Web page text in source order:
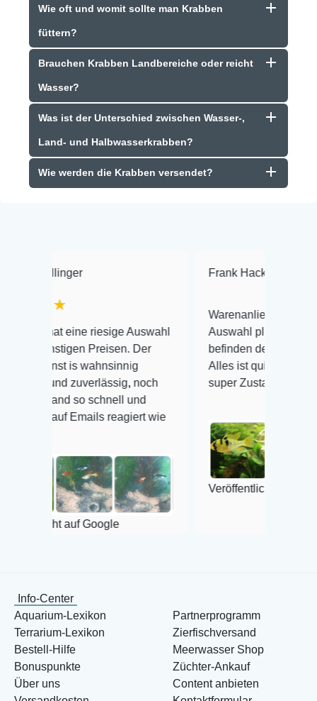
Wie oft und womit sollte man Krabben
füttern?
Brauchen Krabben Landbereiche oder reicht
Wasser?
Was ist der Unterschied zwischen Wasser-,
Land- und Halbwasserkrabben?
Wie werden die Krabben versendet?
riesige Auswahl
Preisen. Der
noch
schnell und
reagiert wie
Frank Hackmayer ★★★★
Warenanlieferung Top und die
Auswahl plus gesundheitliches
befinden der Fische einwandfrei.
Alles ist quick lebendig und im
super Zustand. Gerne wieder 😃
Veröffentlicht auf Google
Info-Center
Aquarium-Lexikon
Terrarium-Lexikon
Bestell-Hilfe
Bonuspunkte
Über uns
Partnerprogramm
Zierfischversand
Meerwasser Shop
Züchter-Ankauf
Content anbieten